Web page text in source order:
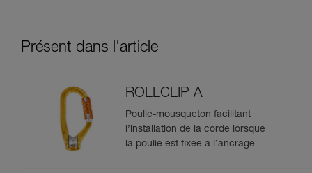
Présent dans l'article
ROLLCLIP A
Poulie-mousqueton facilitant
l’installation de la corde lorsque
la poulie est fixée à l’ancrage